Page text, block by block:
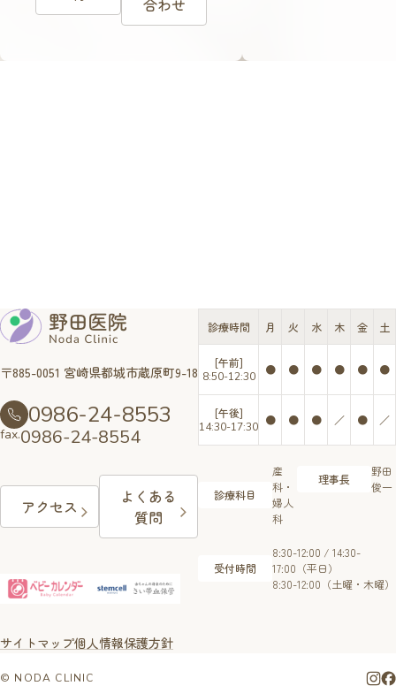
合わせ
〒885-0051 宮崎県都城市蔵原町9-18
0986-24-8553
fax.0986-24-8554
アクセス
よくある
質問
サイトマップ個人情報保護方針
診療時間 月 火 水 木 金 土
[午前]
8:50-12:30 ● ● ● ● ● ●
[午後]
14:30-17:30 ● ● ● ／ ● ／
診療科目
産
科・
婦人
科
理事長
野田
俊一
受付時間
8:30-12:00 / 14:30-
17:00（平日）
8:30-12:00（土曜・木曜）
© NODA CLINIC